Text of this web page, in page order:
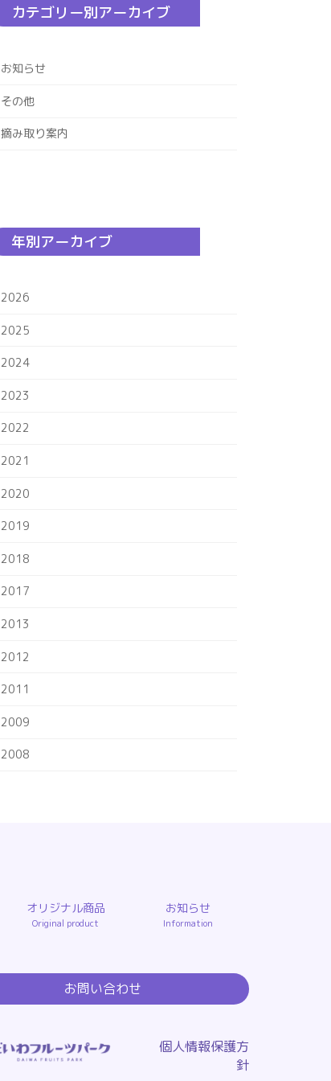
カテゴリー別アーカイブ
お知らせ
その他
摘み取り案内
年別アーカイブ
2026
2025
2024
2023
2022
2021
2020
2019
2018
2017
2013
2012
2011
2009
2008
オリジナル商品
Original product
お知らせ
Information
お問い合わせ
個人情報保護方
針